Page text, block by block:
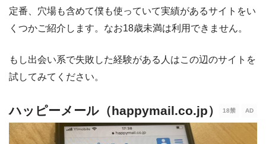
定番、穴場も含めて僕も使っていて実績があるサイトをい
くつかご紹介します。なお18歳未満は利用できません。
もし出会い系で失敗した経験がある人はこの辺のサイトを
試してみてください。
ハッピーメール（happymail.co.jp）